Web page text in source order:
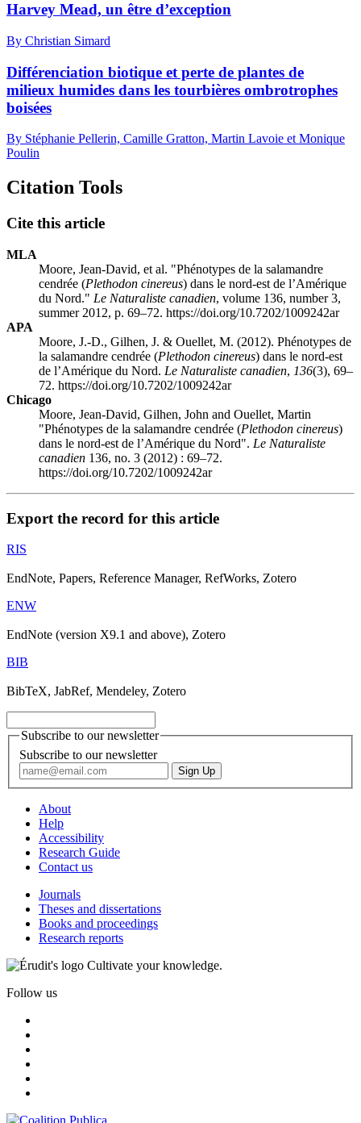
Harvey Mead, un être d’exception
By Christian Simard
Différenciation biotique et perte de plantes de
milieux humides dans les tourbières ombrotrophes
boisées
By Stéphanie Pellerin, Camille Gratton, Martin Lavoie et Monique
Poulin
Citation Tools
Cite this article
MLA
Moore, Jean-David, et al. "Phénotypes de la salamandre
cendrée (Plethodon cinereus) dans le nord-est de l’Amérique
du Nord." Le Naturaliste canadien, volume 136, number 3,
summer 2012, p. 69–72. https://doi.org/10.7202/1009242ar
APA
Moore, J.-D., Gilhen, J. & Ouellet, M. (2012). Phénotypes de
la salamandre cendrée (Plethodon cinereus) dans le nord-est
de l’Amérique du Nord. Le Naturaliste canadien, 136(3), 69–
72. https://doi.org/10.7202/1009242ar
Chicago
Moore, Jean-David, Gilhen, John and Ouellet, Martin
"Phénotypes de la salamandre cendrée (Plethodon cinereus)
dans le nord-est de l’Amérique du Nord". Le Naturaliste
canadien 136, no. 3 (2012) : 69–72.
https://doi.org/10.7202/1009242ar
Export the record for this article
RIS
EndNote, Papers, Reference Manager, RefWorks, Zotero
ENW
EndNote (version X9.1 and above), Zotero
BIB
BibTeX, JabRef, Mendeley, Zotero
Subscribe to our newsletter
Subscribe to our newsletter
About
Help
Accessibility
Research Guide
Contact us
Journals
Theses and dissertations
Books and proceedings
Research reports
Cultivate your knowledge.
Follow us